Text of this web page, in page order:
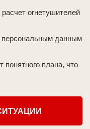
огнетушителей
персональным данным
понятного плана, что